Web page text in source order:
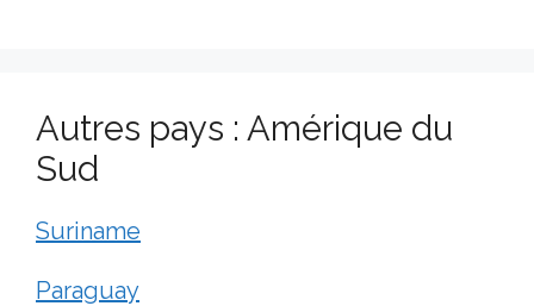
Autres pays : Amérique du
Sud
Suriname
Paraguay